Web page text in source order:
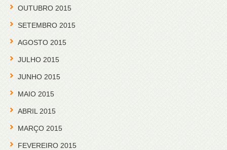
OUTUBRO 2015
SETEMBRO 2015
AGOSTO 2015
JULHO 2015
JUNHO 2015
MAIO 2015
ABRIL 2015
MARÇO 2015
FEVEREIRO 2015